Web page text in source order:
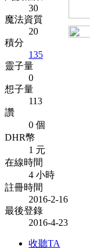
30
魔法資質
20
積分
135
靈子量
0
想子量
113
讚
0 個
DHR幣
1 元
在線時間
4 小時
註冊時間
2016-2-16
最後登錄
2016-4-23
收聽TA